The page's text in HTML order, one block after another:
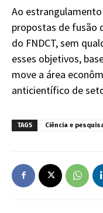
Ao
propostas de fusão
do FNDCT, sem
esses objetivos,
move a área
anticientífico de
TAGS Ciência e